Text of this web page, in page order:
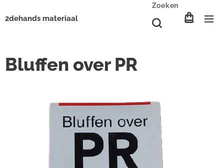
2dehands materiaal
Zoeken
Bluffen over PR